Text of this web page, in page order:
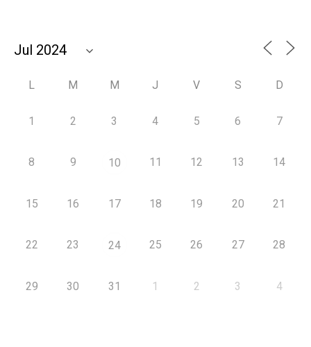
L M M J V S D
1 2 3 4 5 6 7
8 9 10 11 12 13 14
15 16 17 18 19 20 21
22 23 24 25 26 27 28
29 30 31 1 2 3 4